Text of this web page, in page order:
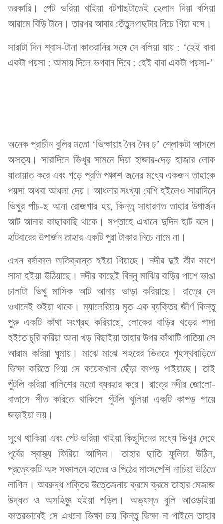
তরকারি। পেট ভরিয়া খাইয়া বটগাছটাতেই হেলান দিয়া বসিয়া
আরামে বিড়ি টানে। তারপর আবার তেঁতুলগাছটার নিচে গিয়া বসে।
সারাটা দিন শ্বাস-টানা কাতরানির সঙ্গে সে বলিয়া যায় : ‘হেই বাবা
একটা পয়সা : আমায় দিলে ভগবান দিবে : হেই বাবা একটা পয়সা-’
অনেক প্রাচীন বুলির মতো ‘ভিক্ষায়াং নৈব নৈব চ’ শ্লোকটা আসলে
অসত্য। সারাদিনে ভিখুর সামনে দিয়া হাজার-দেড় হাজার লোক
যাতায়াত করে এবং গড়ে প্রতি পঞ্চাশ জনের মধ্যে একজন তাহাকে
পয়সা অথবা আধলা দেয়। আধলার সংখ্যা বেশি হইলেও সারাদিনে
ভিখুর পাঁচ-ছ আনা রোজগার হয়, কিন্তু সাধারণত তাহার উপার্জন
আট আনার কাছাকাছি থাকে। সপ্তাহে এখানে দুদিন হাট বসে।
হাটবারের উপার্জন তাহার একটি পুরা টাকার নিচে নামে না।
এখন বর্ষাকাল অতিক্রান্ত হইয়া গিয়াছে। নদীর দুই তীর কাশে
সাদা হইয়া উঠিয়াছে। নদীর কাছেই বিন্নু মাঝির বাড়ির পাশে ভাঙা
চালাটা ভিখু মাসিক আট আনায় ভাড়া করিয়াছে। রাত্রে সে
ওখানেই শুইয়া থাকে। ম্যালেরিয়ায় মৃত এক ব্যক্তির জীর্ণ কিন্তু
পুরু একটি কাঁথা সংগ্রহ করিয়াছে, লোকের বাড়ির খড়ের গাদা
হইতে চুরি করিয়া আনা খড় বিছাইয়া তাহার উপর কাঁথাটি পাতিয়া সে
আরাম করিয়া ঘুমায়। মাঝে মাঝে শহরের ভিতরে গৃহস্থবাড়িতে
ভিক্ষা করিতে গিয়া সে কয়েকখানা ছেঁড়া কাপড় পাইয়াছে। তাই
পুঁটলি করিয়া বালিশের মতো ব্যবহার করে। রাত্রে নদীর জোলো-
বাতাসে শীত করিতে থাকিলে পুঁটলি খুলিয়া একটি কাপড় গায়ে
জড়াইয়া লয়।
সুখে থাকিয়া এবং পেট ভরিয়া খাইয়া কিছুদিনের মধ্যে ভিখুর দেহে
পূর্বের স্বাস্থ্য ফিরিয়া আসিল। তাহার ছাতি ফুলিয়া উঠিল,
প্রত্যেকটি অঙ্গ সঞ্চালনে হাতের ও পিঠের মাংসপেশি নাচিয়া উঠিতে
লাগিল। অবরুদ্ধ শক্তির উত্তেজনায় ক্রমে ক্রমে তাহার মেজাজ
উদ্ধত ও অসহিঞ্চু হইয়া পড়িল। অভ্যস্ত বুলি আওড়াইয়া
কাতরভাবেই সে এখনো ভিক্ষা চায় কিন্তু ভিক্ষা না পাইলে তাহার